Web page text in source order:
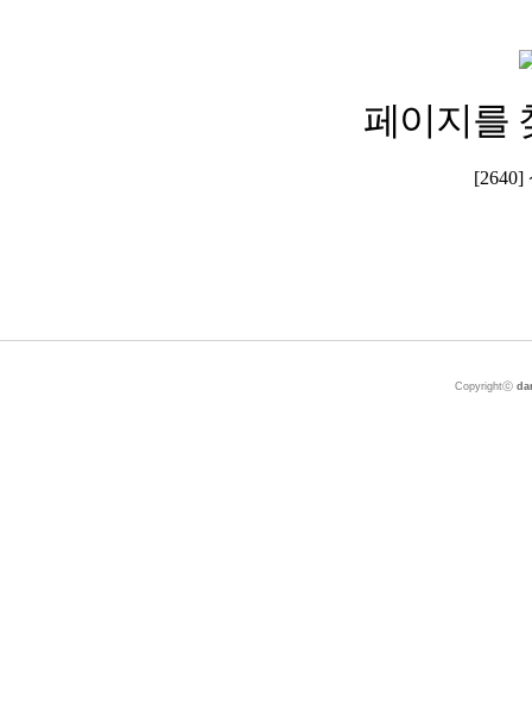
페이지를
[2640]
Copyrightⓒ